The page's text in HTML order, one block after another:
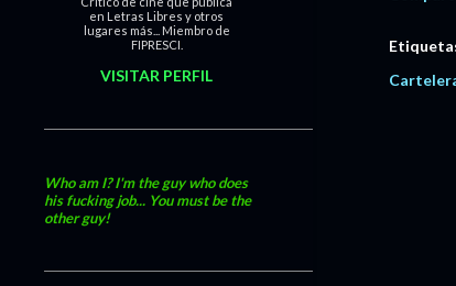
en Letras Libres y otros
lugares más... Miembro de
FIPRESCI.
VISITAR PERFIL
Who am I? I'm the guy who does
his fucking job... You must be the
other guy!